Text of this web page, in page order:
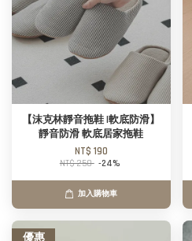
【沫克林靜音拖鞋 |軟底防滑】
靜音防滑 軟底居家拖鞋
NT$ 190
NT$ 250 -24%
加入購物車
優惠